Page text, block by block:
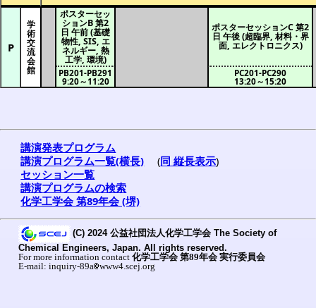
P
学
術
交
流
会
館
ポスターセッ
ションB 第2
日 午前 (基礎
物性, SIS, エ
ネルギー, 熱
工学, 環境)
ポスターセッションC 第2
日 午後 (超臨界, 材料・界
面, エレクトロニクス)
PB201-PB291
9:20～11:20
PC201-PC290
13:20～15:20
講演発表プログラム
講演プログラム一覧(横長) (同 縦長表示)
セッション一覧
講演プログラムの検索
化学工学会 第89年会 (堺)
(C) 2024 公益社団法人化学工学会 The Society of
Chemical Engineers, Japan. All rights reserved.
For more information contact 化学工学会 第89年会 実行委員会
E-mail: inquiry-89a www4.scej.org